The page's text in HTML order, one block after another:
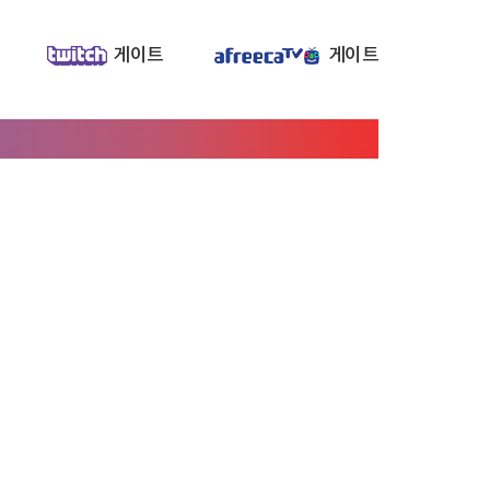
게이트 게이트